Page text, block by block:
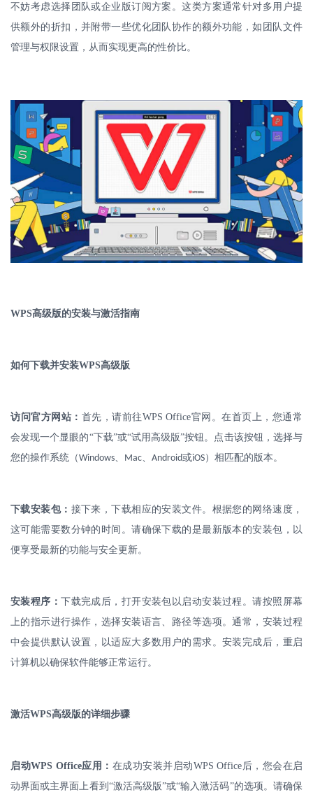
不妨考虑选择团队或企业版订阅方案。这类方案通常针对多用户提
供额外的折扣，并附带一些优化团队协作的额外功能，如团队文件
管理与权限设置，从而实现更高的性价比。
WPS高级版的安装与激活指南
如何下载并安装WPS高级版
访问官方网站： 首先，请前往WPS Office官网。在首页上，您通常
会发现一个显眼的“下载”或“试用高级版”按钮。点击该按钮，选择与
您的操作系统（Windows、 Mac、 Android或iOS）相匹配的版本。
下载安装包： 接下来，下载相应的安装文件。根据您的网络速度，
这可能需要数分钟的时间。请确保下载的是最新版本的安装包，以
便享受最新的功能与安全更新。
安装程序：下载完成后，打开安装包以启动安装过程。请按照屏幕
上的指示进行操作，选择安装语言、路径等选项。通常，安装过程
中会提供默认设置，以适应大多数用户的需求。安装完成后，重启
计算机以确保软件能够正常运行。
激活WPS高级版的详细步骤
启动WPS Office应用： 在成功安装并启动WPS Office后，您会在启
动界面或主界面上看到“激活高级版”或“输入激活码”的选项。请确保